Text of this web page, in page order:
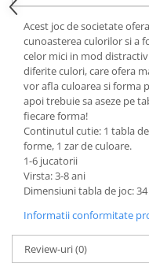
Acest joc de societate
cunoasterea culorilor si a
celor mici in mod
diferite culori, care ofera
vor afla culoarea si forma
apoi trebuie sa aseze pe
fiecare forma!
Continutul cutie: 1 tabla
forme, 1 zar de culoare.
1-6 jucatorii
Virsta: 3-8 ani
Dimensiuni tabla de joc: 34
Informatii conformitate
Review-uri(0)